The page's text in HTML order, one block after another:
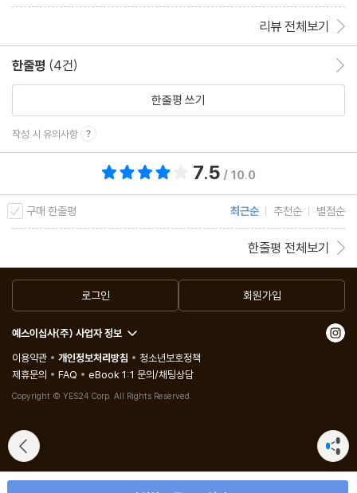
화제를 돌려서 갈등과 충돌을 없애자
때로는 선의의 거짓말이 필요하다
2장 누구와도 막힘 없이 소통하게 하는 소통 솜씨 8가지
말로만 사람을 사귈 순 없다
상대의 약한 부분을 파악하자
눈빛으로 마음을 읽자
진정한 미소로 설득하자
손동작은 생각을 표현한다
안전한 거리와 불안한 거리
적절한 시기에 입을 다물자
3장 분위기를 부드럽게 만드는 농담 솜씨 5가지
농담은 타이밍이 중요하다
엉뚱한 동문서답으로 분위기를 바꾸자
독창적 사고는 또 다른 길을 열어준다
리뷰 전체보기
한줄평 (4건)
한줄평 쓰기
작성 시 유의사항
7.5 / 10.0
구매 한줄평 최근순 추천순 별점순
한줄평 전체보기
로그인 회원가입
예스이십사(주) 사업자 정보
이용약관
개인정보처리방침
청소년보호정책
제휴문의
FAQ eBook 1:1 문의/채팅상담
Copyright © YES24 Corp. All Rights Reserved.